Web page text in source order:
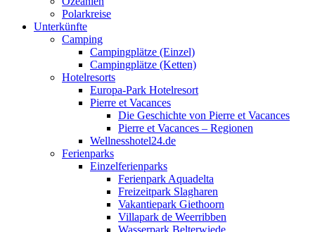
Polarkreise
Unterkünfte
Camping
Campingplätze (Einzel)
Campingplätze (Ketten)
Hotelresorts
Europa-Park Hotelresort
Pierre et Vacances
Die Geschichte von Pierre et Vacances
Pierre et Vacances – Regionen
Wellnesshotel24.de
Ferienparks
Einzelferienparks
Ferienpark Aquadelta
Freizeitpark Slagharen
Vakantiepark Giethoorn
Villapark de Weerribben
Wasserpark Belterwiede